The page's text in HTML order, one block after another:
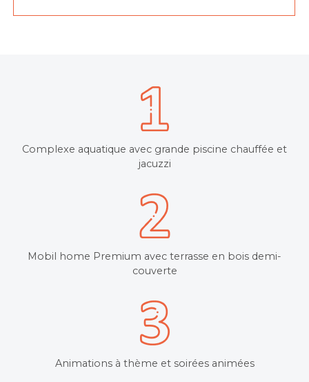
Complexe aquatique avec grande piscine chauffée et
jacuzzi
Mobil home Premium avec terrasse en bois demi-
couverte
Animations à thème et soirées animées